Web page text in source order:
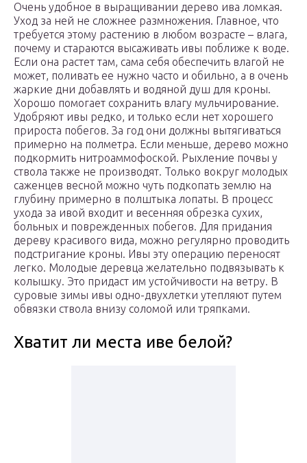
Очень удобное в выращивании дерево ива ломкая.
Уход за ней не сложнее размножения. Главное, что
требуется этому растению в любом возрасте – влага,
почему и стараются высаживать ивы поближе к воде.
Если она растет там, сама себя обеспечить влагой не
может, поливать ее нужно часто и обильно, а в очень
жаркие дни добавлять и водяной душ для кроны.
Хорошо помогает сохранить влагу мульчирование.
Удобряют ивы редко, и только если нет хорошего
прироста побегов. За год они должны вытягиваться
примерно на полметра. Если меньше, дерево можно
подкормить нитроаммофоской. Рыхление почвы у
ствола также не производят. Только вокруг молодых
саженцев весной можно чуть подкопать землю на
глубину примерно в полштыка лопаты. В процесс
ухода за ивой входит и весенняя обрезка сухих,
больных и поврежденных побегов. Для придания
дереву красивого вида, можно регулярно проводить
подстригание кроны. Ивы эту операцию переносят
легко. Молодые деревца желательно подвязывать к
колышку. Это придаст им устойчивости на ветру. В
суровые зимы ивы одно-двухлетки утепляют путем
обвязки ствола внизу соломой или тряпками.
Хватит ли места иве белой?